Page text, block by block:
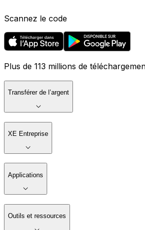
Scannez le code
Plus de 113 millions de
Transférer de l’argent
XE Entreprise
Applications
Outils et ressources